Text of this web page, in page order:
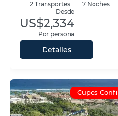
2 Transportes 7 Noches
Desde
US$2,334
Por persona
Detalles
Cupos